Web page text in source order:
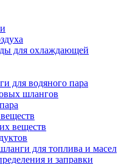
для охлаждающей
для водяного пара
шлангов
веществ
для топлива и масел
и заправки